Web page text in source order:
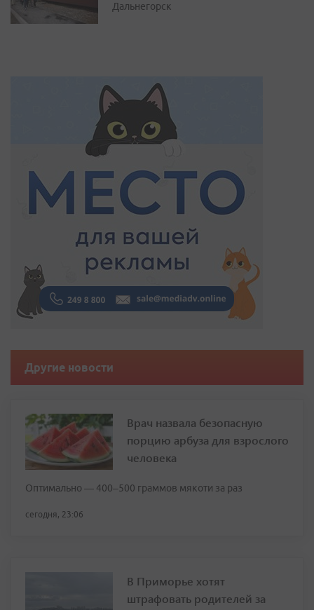
Дальнегорск
Другие новости
Врач назвала безопасную
порцию арбуза для взрослого
человека
Оптимально — 400–500 граммов мякоти за раз
сегодня, 23:06
В Приморье хотят
штрафовать родителей за